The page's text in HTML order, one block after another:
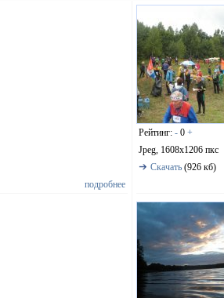
подробнее
Рейтинг: - 0 +
Jpeg, 1608x1206 пкс
Скачать (926 кб)